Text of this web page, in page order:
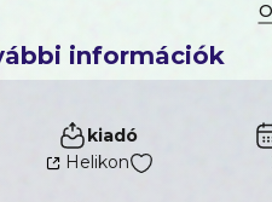
nem csupán a szerzőé.
akkor a másik ember
ezekben a
Mert a jó vers képes
ott is marad."
információk
kiadó
Helikon